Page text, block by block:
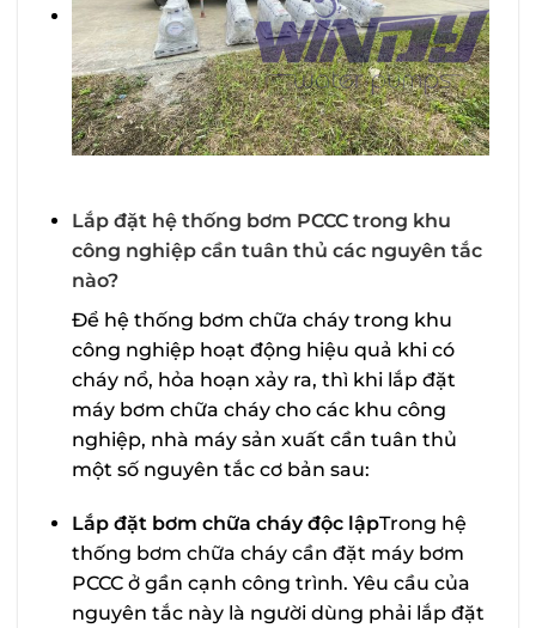
Lắp đặt hệ thống bơm PCCC trong khu
công nghiệp cần tuân thủ các nguyên tắc
nào?
Để hệ thống bơm chữa cháy trong khu
công nghiệp hoạt động hiệu quả khi có
cháy nổ, hỏa hoạn xảy ra, thì khi lắp đặt
máy bơm chữa cháy cho các khu công
nghiệp, nhà máy sản xuất cần tuân thủ
một số nguyên tắc cơ bản sau:
Lắp đặt bơm chữa cháy độc lậpTrong hệ
thống bơm chữa cháy cần đặt máy bơm
PCCC ở gần cạnh công trình. Yêu cầu của
nguyên tắc này là người dùng phải lắp đặt